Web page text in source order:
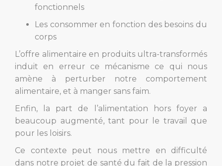
fonctionnels
Les consommer en fonction des besoins du
corps
L’offre alimentaire en produits ultra-transformés
induit en erreur ce mécanisme ce qui nous
amène à perturber notre comportement
alimentaire, et à manger sans faim.
Enfin, la part de l’alimentation hors foyer a
beaucoup augmenté, tant pour le travail que
pour les loisirs.
Ce contexte peut nous mettre en difficulté
dans notre projet de santé du fait de la pression